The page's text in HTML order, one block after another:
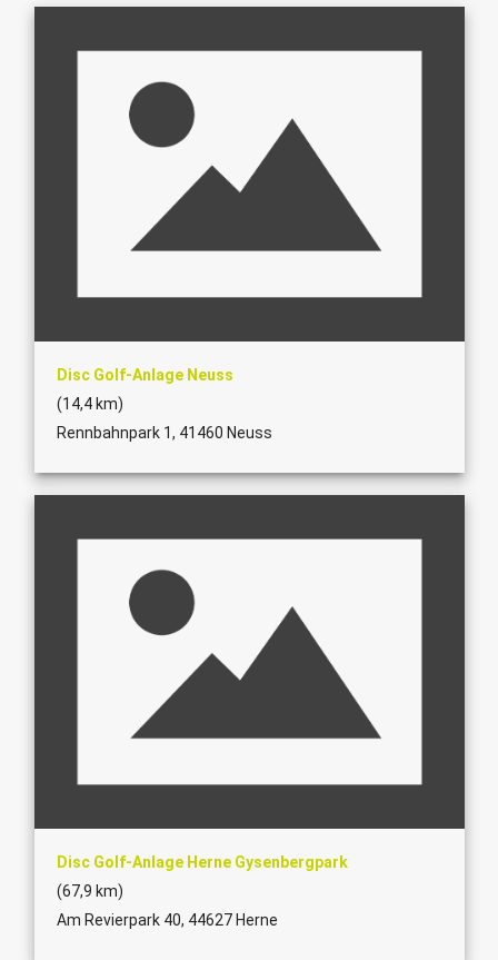
Disc Golf-Anlage Neuss
(14,4 km)
Rennbahnpark 1, 41460 Neuss
Disc Golf-Anlage Herne Gysenbergpark
(67,9 km)
Am Revierpark 40, 44627 Herne